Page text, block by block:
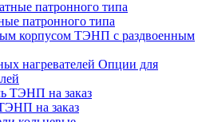
патронного типа
ТЭНП с раздвоенным
Опции для
на заказ